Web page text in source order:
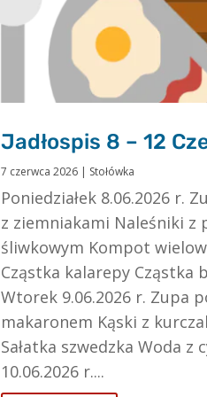
Jadłospis 8 – 12
7 czerwca 2026| Stołówka
Poniedziałek 8.06.2026 r.
z ziemniakami Naleśniki z
śliwkowym Kompot
Cząstka kalarepy Cząstka
Wtorek 9.06.2026 r. Zupa
makaronem Kąski z
Sałatka szwedzka Woda z
10.06.2026 r....